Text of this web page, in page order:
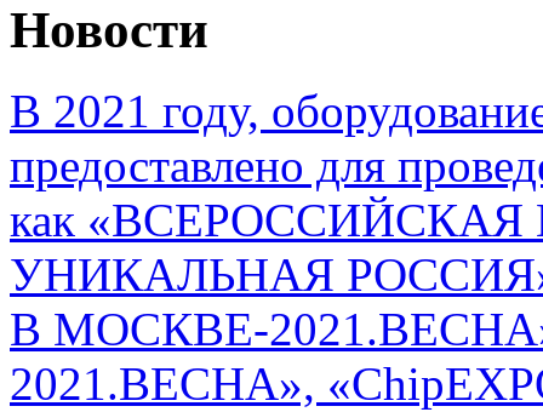
Новости
В 2021 году,
предоставлено для
как
УНИКАЛЬНАЯ
В МОСКВЕ-
2021.ВЕСНА»,